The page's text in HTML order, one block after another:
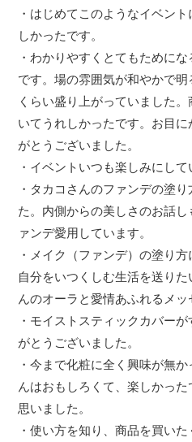
・はじめてこのようなイベン
しかったです。
・わかりやすくとてもために
です。場の雰囲気が和やかで
くらい盛り上がっていました
いてうれしかったです。お目
がとうございました。
・イベントいつも楽しみにして
・タカコさんのファンデの塗
た。内側からの美しさのお話
ァンデ愛用しています。
・メイク（ファンデ）の塗り
自分をいつくしむ生活を送り
んのオーラと愛情あふれるメッ
・モイストスティックカバー
がとうございました。
・今まで化粧に全く興味が無
んはおもしろくて、楽しかっ
思いました。
・使い方を知り、商品を買いた